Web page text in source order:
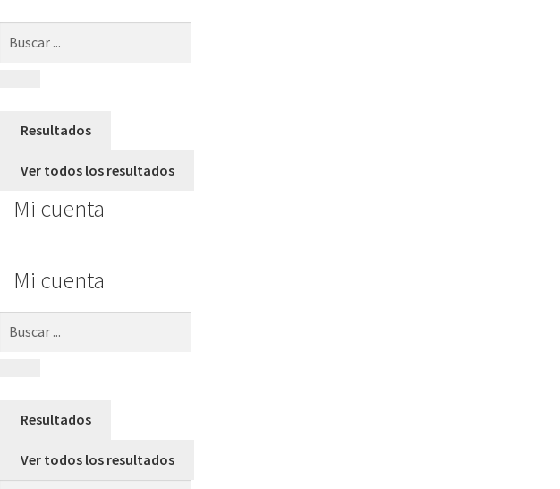
Resultados
Ver todos los resultados
Mi cuenta
Mi cuenta
Resultados
Ver todos los resultados